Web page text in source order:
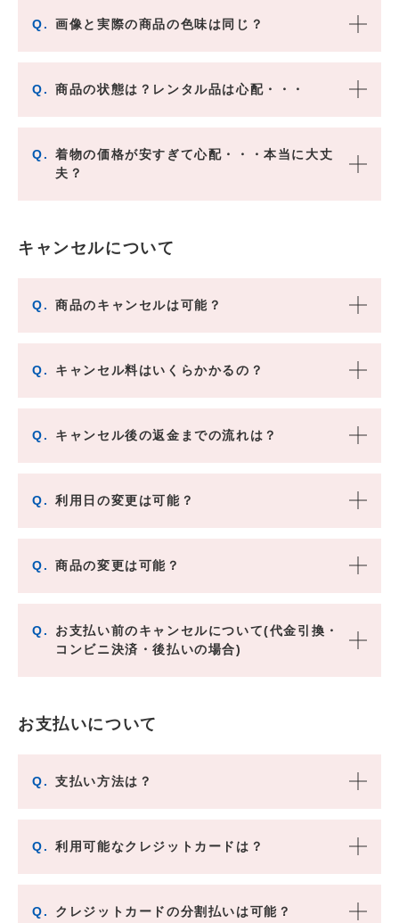
Q. 画像と実際の商品の色味は同じ？
Q. 商品の状態は？レンタル品は心配・・・
Q.
着物の価格が安すぎて心配・・・本当に大丈
夫？
キャンセルについて
Q. 商品のキャンセルは可能？
Q. キャンセル料はいくらかかるの？
Q. キャンセル後の返金までの流れは？
Q. 利用日の変更は可能？
Q. 商品の変更は可能？
Q.
お支払い前のキャンセルについて(代金引換・
コンビニ決済・後払いの場合)
お支払いについて
Q. 支払い方法は？
Q. 利用可能なクレジットカードは？
Q. クレジットカードの分割払いは可能？